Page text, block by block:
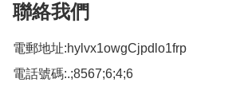
聯絡我們
電郵地址:hylvx1owgCjpdlo1frp
電話號碼:.;8567;6;4;6